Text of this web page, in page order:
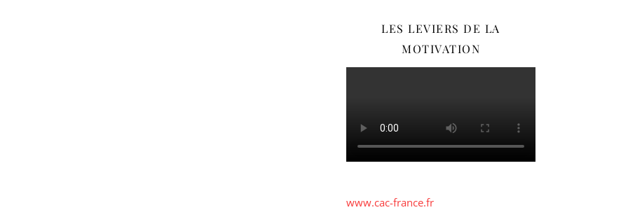
LES LEVIERS DE LA
MOTIVATION
www.cac-france.fr